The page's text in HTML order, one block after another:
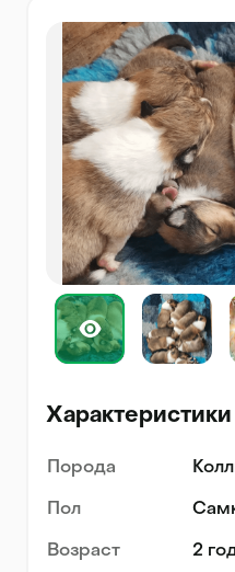
Характеристики
Порода
Пол
Возраст
2